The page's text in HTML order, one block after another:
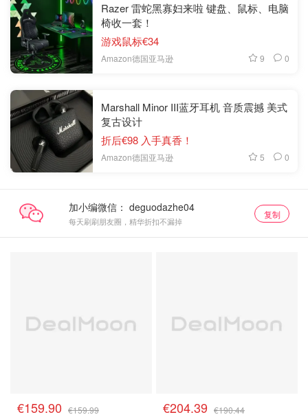
Razer 雷蛇黑寡妇来啦 键盘、鼠标、电脑
椅收一套！
游戏鼠标€34
Amazon德国亚马逊 9 0
Marshall Minor III蓝牙耳机 音质震撼 美式
复古设计
折后€98 入手真香！
Amazon德国亚马逊 5 0
加小编微信：
每天刷刷朋友圈，精华折扣不漏掉
复制
€159.90 €159.99 €204.39 €190.44